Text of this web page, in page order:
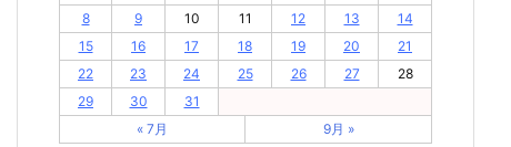
8
9 10 11 12 13
14
15
16 17 18 19 20
21
22
23 24 25 26 27
28
29
30
31
« 7月
9月 »